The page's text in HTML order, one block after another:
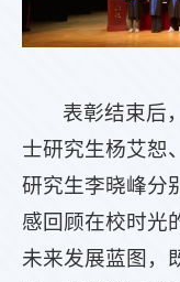
表彰结束后
士研究生杨艾恕
研究生李晓峰分
感回顾在校时光
未来发展蓝图，